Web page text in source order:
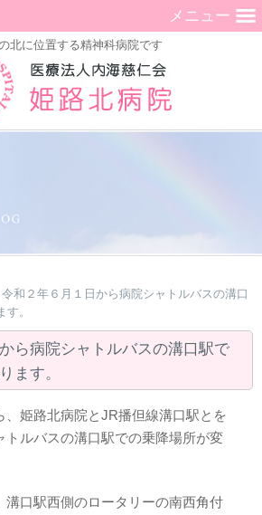
北に位置する精神科病院です
メニュー
和２年６月１日から病院シャトルバスの溝口
。
ら病院シャトルバスの溝口駅で
ます。
、姫路北病院とJR播但線溝口駅とを
トルバスの溝口駅での乗降場所が変
溝口駅西側のロータリーの南西角付